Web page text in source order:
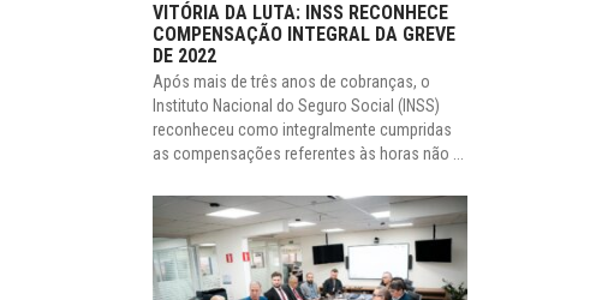
VITÓRIA DA LUTA: INSS RECONHECE
COMPENSAÇÃO INTEGRAL DA GREVE
DE 2022
Após mais de três anos de cobranças, o
Instituto Nacional do Seguro Social (INSS)
reconheceu como integralmente cumpridas
as compensações referentes às horas não ...